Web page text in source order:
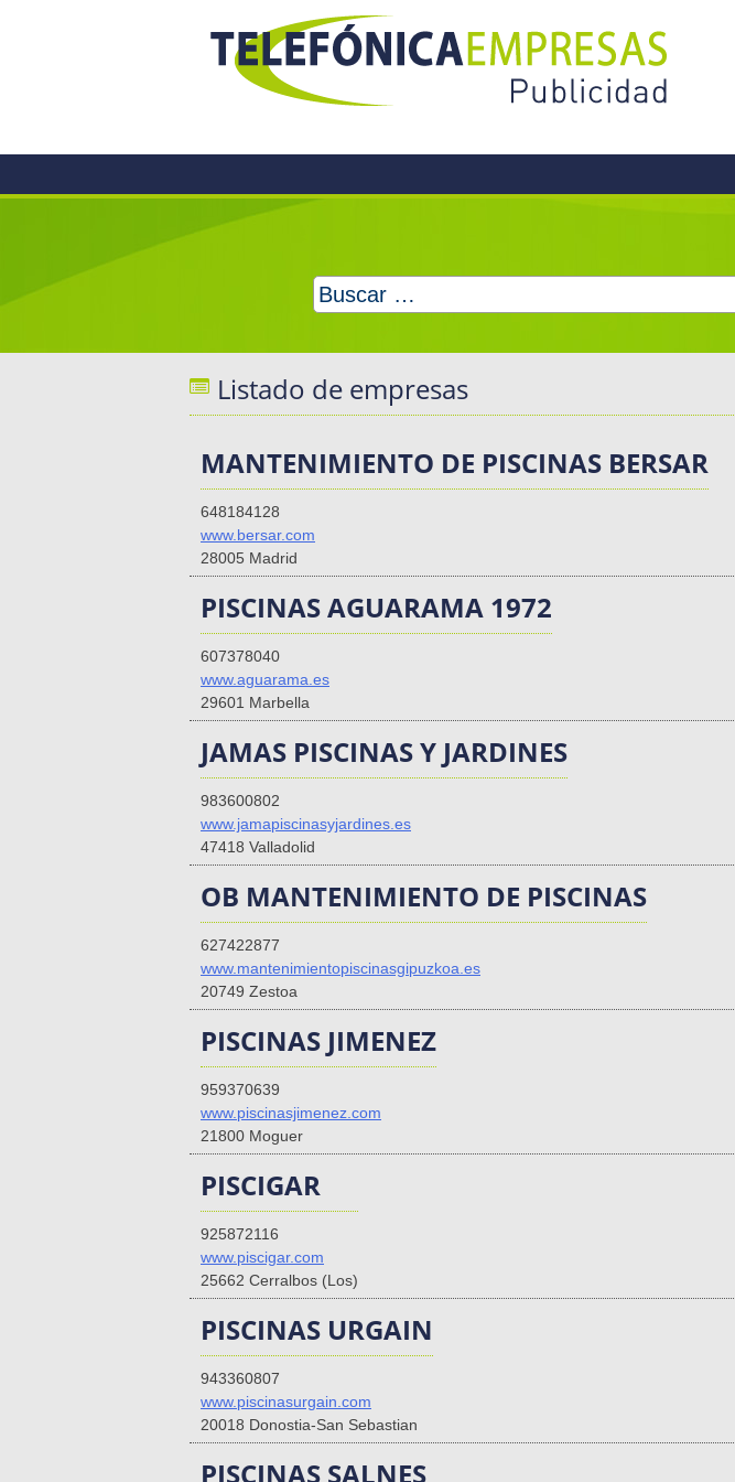
Buscar:
Listado de empresas
MANTENIMIENTO DE PISCINAS BERSAR
648184128
www.bersar.com
28005 Madrid
PISCINAS AGUARAMA 1972
607378040
www.aguarama.es
29601 Marbella
JAMAS PISCINAS Y JARDINES
983600802
www.jamapiscinasyjardines.es
47418 Valladolid
OB MANTENIMIENTO DE PISCINAS
627422877
www.mantenimientopiscinasgipuzkoa.es
20749 Zestoa
PISCINAS JIMENEZ
959370639
www.piscinasjimenez.com
21800 Moguer
PISCIGAR
925872116
www.piscigar.com
25662 Cerralbos (Los)
PISCINAS URGAIN
943360807
www.piscinasurgain.com
20018 Donostia-San Sebastian
PISCINAS SALNES